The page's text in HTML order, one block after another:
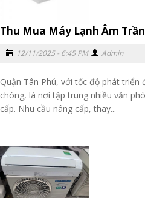
Thu Mua Máy Lạnh Âm
12/11/2025 - 6:45 PM Admin
Quận Tân Phú, với tốc độ phát
chóng, là nơi tập trung nhiều văn
cấp. Nhu cầu nâng cấp, thay...